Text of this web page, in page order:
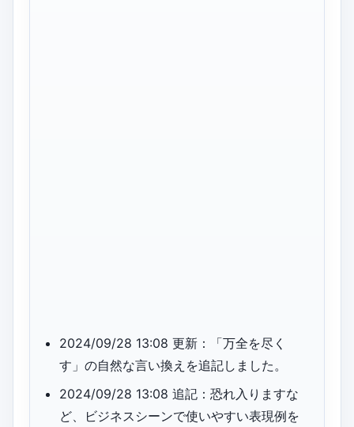
2024/09/28 13:08 更新：「万全を尽く
す」の自然な言い換えを追記しました。
2024/09/28 13:08 追記：恐れ入りますな
ど、ビジネスシーンで使いやすい表現例を